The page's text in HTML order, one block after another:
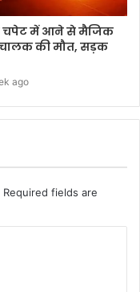
चपेट में आने से मैजिक
की मौत, सड़क
ago
Required fields are